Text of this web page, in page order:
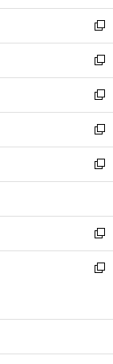
開
く
ウ
で
開
く
ン
ド
ウ
で
開
く
ウ
ィ
ン
ド
ウ
で
開
く
新
し
い
ウ
ィ
ン
ド
ウ
で
開
新
し
い
ウ
ィ
ン
ド
ウ
開
く
新
し
い
ウ
ィ
ン
ウ
で
開
く
新
し
い
ウ
ン
ド
ウ
で
新
し
ウ
ィ
ン
ド
開
新
し
い
ン
ウ
新
ウ
ン